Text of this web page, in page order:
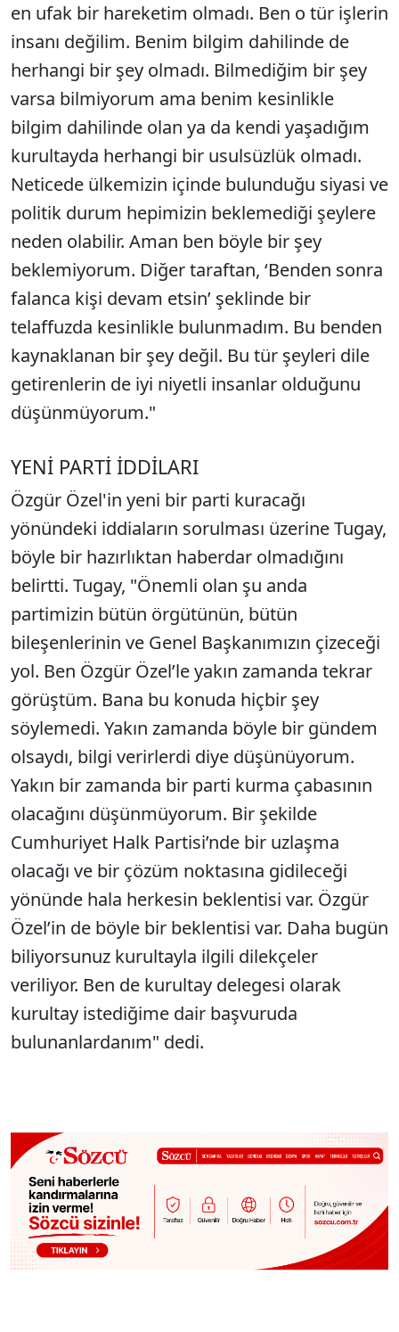
en ufak bir hareketim olmadı. Ben o tür işlerin
insanı değilim. Benim bilgim dahilinde de
herhangi bir şey olmadı. Bilmediğim bir şey
varsa bilmiyorum ama benim kesinlikle
bilgim dahilinde olan ya da kendi yaşadığım
kurultayda herhangi bir usulsüzlük olmadı.
Neticede ülkemizin içinde bulunduğu siyasi ve
politik durum hepimizin beklemediği şeylere
neden olabilir. Aman ben böyle bir şey
beklemiyorum. Diğer taraftan, ‘Benden sonra
falanca kişi devam etsin’ şeklinde bir
telaffuzda kesinlikle bulunmadım. Bu benden
kaynaklanan bir şey değil. Bu tür şeyleri dile
getirenlerin de iyi niyetli insanlar olduğunu
düşünmüyorum."
YENİ PARTİ İDDİLARI
Özgür Özel'in yeni bir parti kuracağı
yönündeki iddiaların sorulması üzerine Tugay,
böyle bir hazırlıktan haberdar olmadığını
belirtti. Tugay, "Önemli olan şu anda
partimizin bütün örgütünün, bütün
bileşenlerinin ve Genel Başkanımızın çizeceği
yol. Ben Özgür Özel’le yakın zamanda tekrar
görüştüm. Bana bu konuda hiçbir şey
söylemedi. Yakın zamanda böyle bir gündem
olsaydı, bilgi verirlerdi diye düşünüyorum.
Yakın bir zamanda bir parti kurma çabasının
olacağını düşünmüyorum. Bir şekilde
Cumhuriyet Halk Partisi’nde bir uzlaşma
olacağı ve bir çözüm noktasına gidileceği
yönünde hala herkesin beklentisi var. Özgür
Özel’in de böyle bir beklentisi var. Daha bugün
biliyorsunuz kurultayla ilgili dilekçeler
veriliyor. Ben de kurultay delegesi olarak
kurultay istediğime dair başvuruda
bulunanlardanım" dedi.